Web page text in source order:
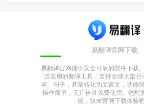
易翻译官网下载
易翻译官网提供安全可靠的软件下载
洁实用的翻译工具，支持全球大部分
词、句子，甚至转化为文言文，功能
操作简单，无广告且免费使用。适配
统，快来官网下载体验吧